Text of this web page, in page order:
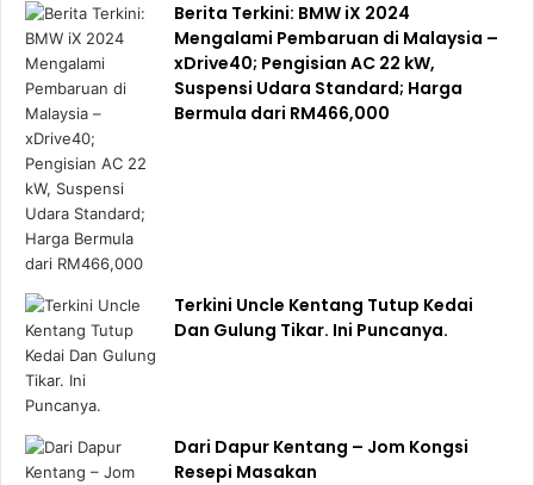
Berita Terkini: BMW iX 2024
Mengalami Pembaruan di Malaysia –
xDrive40; Pengisian AC 22 kW,
Suspensi Udara Standard; Harga
Bermula dari RM466,000
Terkini Uncle Kentang Tutup Kedai
Dan Gulung Tikar. Ini Puncanya.
Dari Dapur Kentang – Jom Kongsi
Resepi Masakan